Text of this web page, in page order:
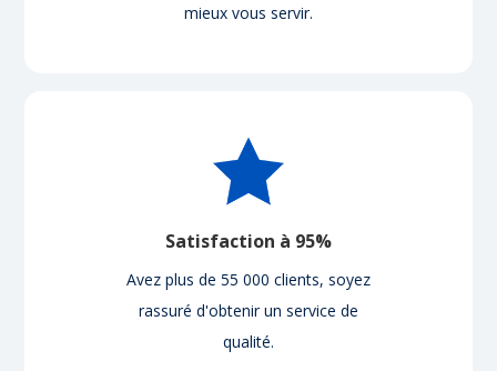
mieux vous servir.
Satisfaction à 95%
Avez plus de 55 000 clients, soyez
rassuré d'obtenir un service de
qualité.